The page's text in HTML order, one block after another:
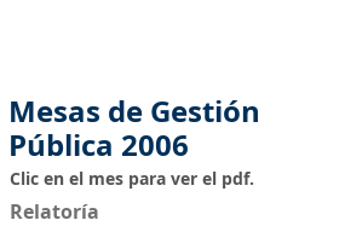
Mesas de Gestión
Pública 2006
Clic en el mes para ver el pdf.
Relatoría